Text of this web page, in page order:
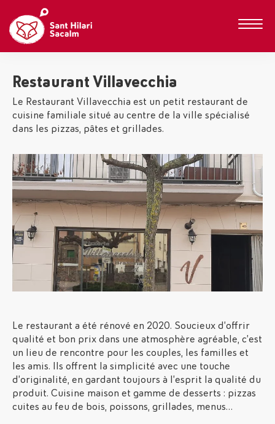
Restaurant Villavecchia
Le Restaurant Villavecchia est un petit restaurant de
cuisine familiale situé au centre de la ville spécialisé
dans les pizzas, pâtes et grillades.
Le restaurant a été rénové en 2020. Soucieux d’offrir
qualité et bon prix dans une atmosphère agréable, c’est
un lieu de rencontre pour les couples, les familles et
les amis. Ils offrent la simplicité avec une touche
d’originalité, en gardant toujours à l’esprit la qualité du
produit. Cuisine maison et gamme de desserts : pizzas
cuites au feu de bois, poissons, grillades, menus…